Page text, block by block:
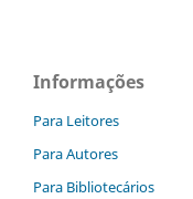
Informações
Para Leitores
Para Autores
Para Bibliotecários